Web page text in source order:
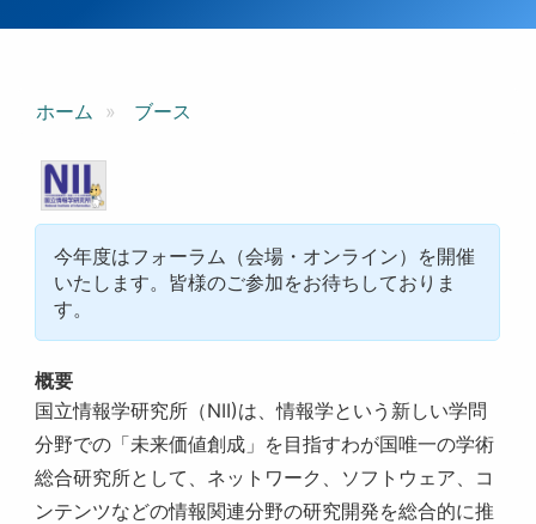
ホーム ブース
今年度はフォーラム（会場・オンライン）を開催
いたします。皆様のご参加をお待ちしておりま
す。
概要
国立情報学研究所（NII)は、情報学という新しい学問
分野での「未来価値創成」を目指すわが国唯一の学術
総合研究所として、ネットワーク、ソフトウェア、コ
ンテンツなどの情報関連分野の研究開発を総合的に推